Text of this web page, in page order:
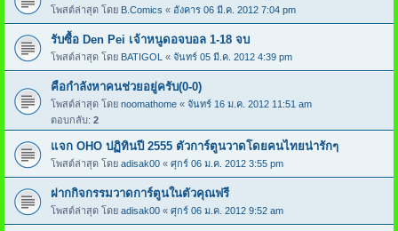
โพสต์ล่าสุด โดย B.Comics « อังคาร 06 มี.ค. 2012 7:04 pm
รับซื้อ Den Pei เจ้าหนูดอจบอล 1-18 จบ
โพสต์ล่าสุด โดย BATIGOL « จันทร์ 05 มี.ค. 2012 4:39 pm
คือกำลังหาคนช่วยอยู่ครับ(0-0)
โพสต์ล่าสุด โดย noomathome « จันทร์ 16 ม.ค. 2012 11:51 am
ตอบกลับ: 2
แจก OHO ปฏิทินปี 2555 ตัวการ์ตูนวาดโดยคนไทยน่ารักๆ
โพสต์ล่าสุด โดย adisak00 « ศุกร์ 06 ม.ค. 2012 3:55 pm
ฝากกิจกรรมวาดการ์ตูนในตัวคุณฟรี
โพสต์ล่าสุด โดย adisak00 « ศุกร์ 06 ม.ค. 2012 9:52 am